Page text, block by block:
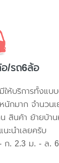
/รถ6ล้อ
ห้บริการทั้งแบ
กมาก จำนวนเ
สินค้า ย้ายบ้า
ะนำเลยครับ
ก. 2.3 ม. - ล.